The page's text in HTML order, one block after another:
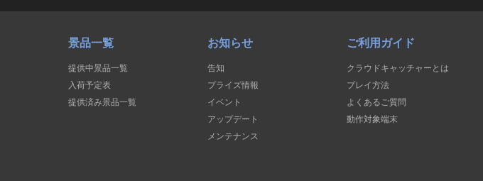
景品一覧
提供中景品一覧
入荷予定表
提供済み景品一覧
お知らせ
告知
プライズ情報
イベント
アップデート
メンテナンス
ご利用ガイド
クラウドキャッチャーとは
プレイ方法
よくあるご質問
動作対象端末